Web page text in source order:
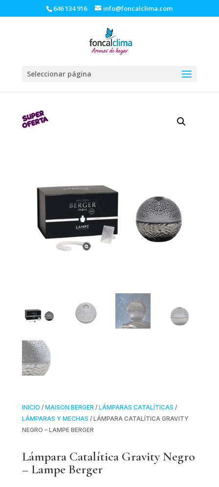
646 134 916 info@foncalclima.com
Seleccionar página
INICIO / MAISON BERGER/ LÁMPARAS CATALÍTICAS /
LÁMPARAS Y MECHAS / LÁMPARA CATALÍTICA GRAVITY
NEGRO – LAMPE BERGER
Lámpara Catalítica Gravity Negro
– Lampe Berger